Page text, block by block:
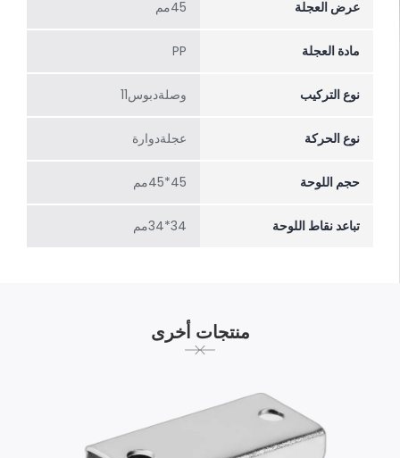
عرض العجلة 45مم
مادة العجلة PP
نوع التركيب وصلةدبوس11
نوع الحركة عجلةدوارة
حجم اللوحة 45*45مم
تباعد نقاط اللوحة 34*34مم
منتجات أخرى